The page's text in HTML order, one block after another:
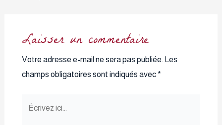
Laisser un commentaire
Votre adresse e-mail ne sera pas publiée. Les
champs obligatoires sont indiqués avec *
Écrivez